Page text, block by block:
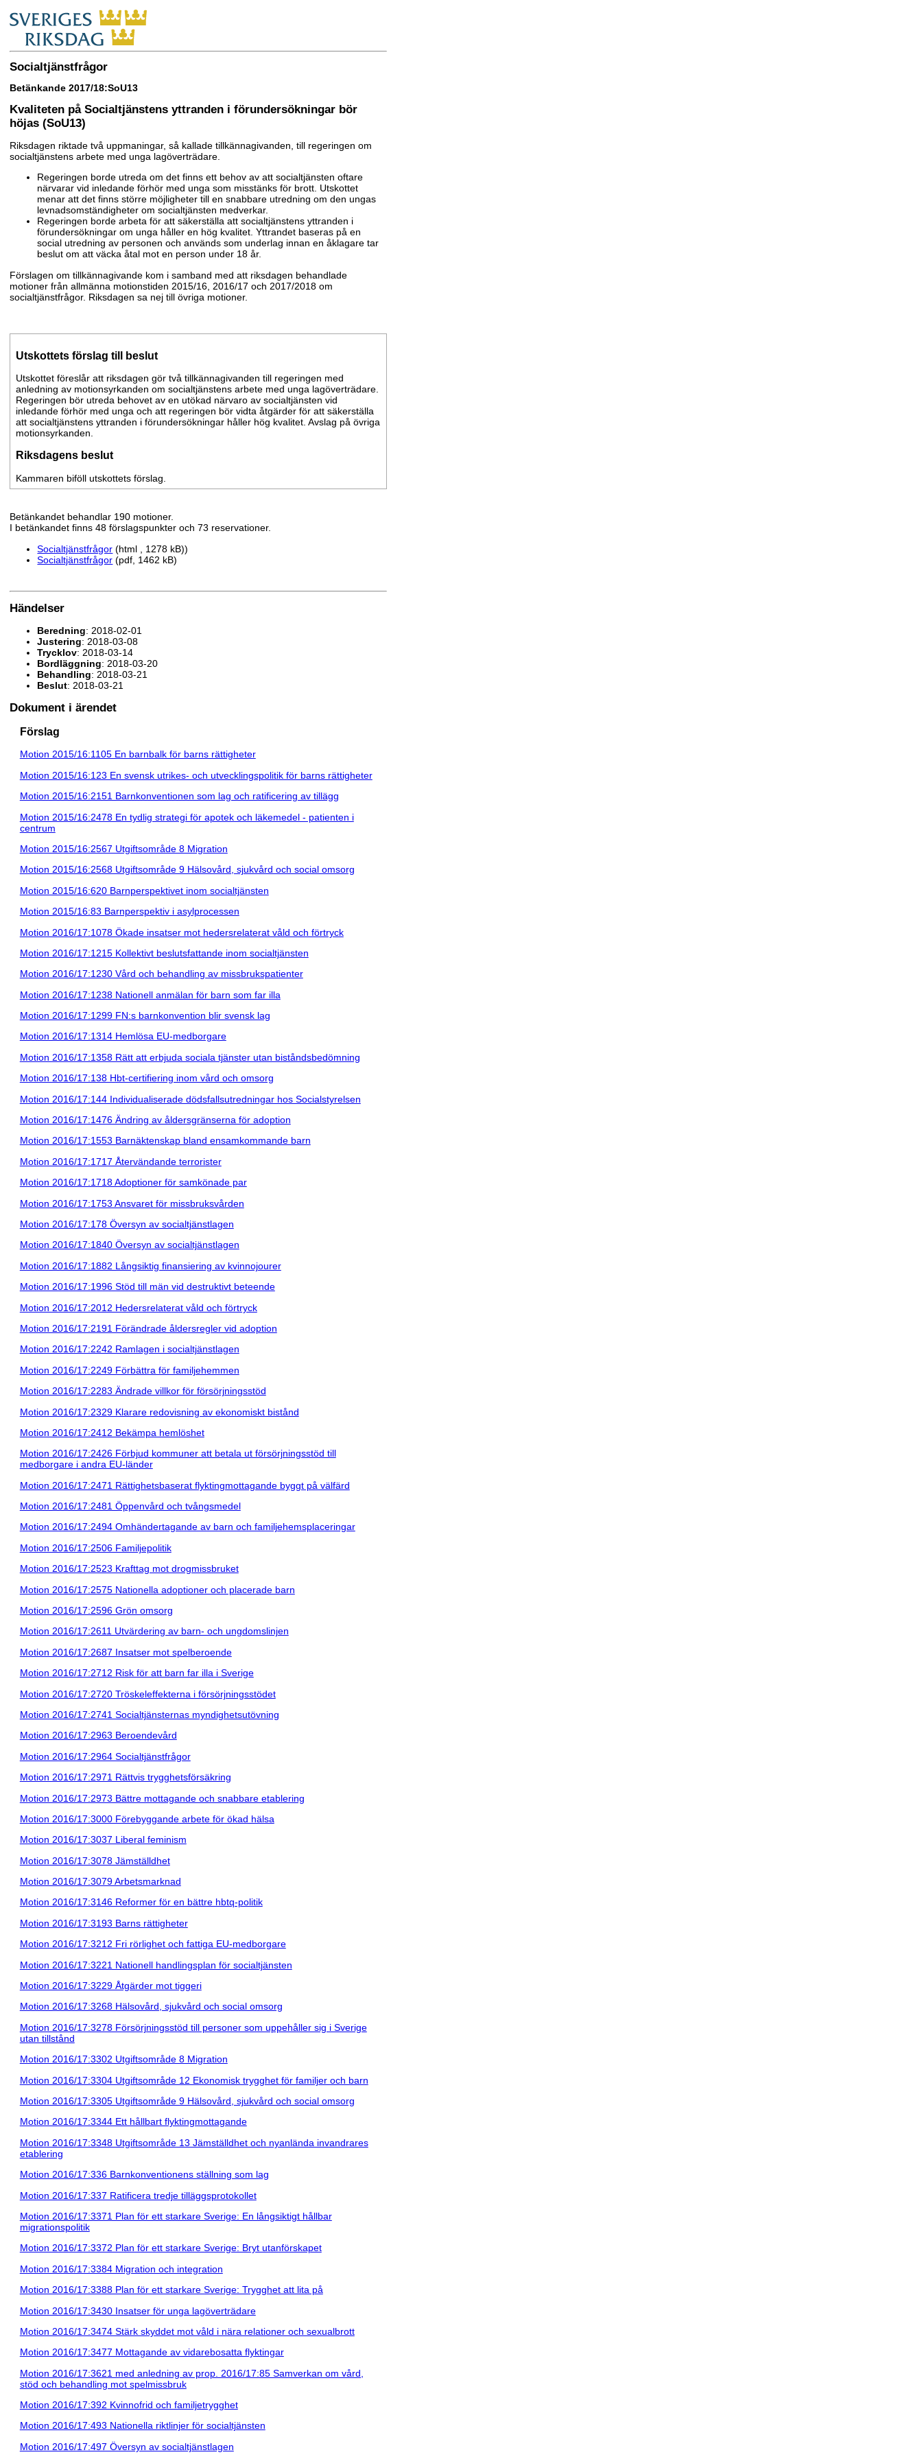
Socialtjänstfrågor
Betänkande 2017/18:SoU13
Kvaliteten på Socialtjänstens yttranden i förundersökningar bör
höjas (SoU13)
Riksdagen riktade två uppmaningar, så kallade tillkännagivanden, till regeringen om
socialtjänstens arbete med unga lagöverträdare.
Regeringen borde utreda om det finns ett behov av att socialtjänsten oftare
närvarar vid inledande förhör med unga som misstänks för brott. Utskottet
menar att det finns större möjligheter till en snabbare utredning om den ungas
levnadsomständigheter om socialtjänsten medverkar.
Regeringen borde arbeta för att säkerställa att socialtjänstens yttranden i
förundersökningar om unga håller en hög kvalitet. Yttrandet baseras på en
social utredning av personen och används som underlag innan en åklagare tar
beslut om att väcka åtal mot en person under 18 år.
Förslagen om tillkännagivande kom i samband med att riksdagen behandlade
motioner från allmänna motionstiden 2015/16, 2016/17 och 2017/2018 om
socialtjänstfrågor. Riksdagen sa nej till övriga motioner.
Utskottets förslag till beslut
Utskottet föreslår att riksdagen gör två tillkännagivanden till regeringen med
anledning av motionsyrkanden om socialtjänstens arbete med unga lagöverträdare.
Regeringen bör utreda behovet av en utökad närvaro av socialtjänsten vid
inledande förhör med unga och att regeringen bör vidta åtgärder för att säkerställa
att socialtjänstens yttranden i förundersökningar håller hög kvalitet. Avslag på övriga
motionsyrkanden.
Riksdagens beslut
Kammaren biföll utskottets förslag.
Betänkandet behandlar 190 motioner.
I betänkandet finns 48 förslagspunkter och 73 reservationer.
Socialtjänstfrågor (html , 1278 kB))
Socialtjänstfrågor (pdf, 1462 kB)
Händelser
Beredning: 2018-02-01
Justering: 2018-03-08
Trycklov: 2018-03-14
Bordläggning: 2018-03-20
Behandling: 2018-03-21
Beslut: 2018-03-21
Dokument i ärendet
Förslag
Motion 2015/16:1105 En barnbalk för barns rättigheter
Motion 2015/16:123 En svensk utrikes- och utvecklingspolitik för barns rättigheter
Motion 2015/16:2151 Barnkonventionen som lag och ratificering av tillägg
Motion 2015/16:2478 En tydlig strategi för apotek och läkemedel - patienten i
centrum
Motion 2015/16:2567 Utgiftsområde 8 Migration
Motion 2015/16:2568 Utgiftsområde 9 Hälsovård, sjukvård och social omsorg
Motion 2015/16:620 Barnperspektivet inom socialtjänsten
Motion 2015/16:83 Barnperspektiv i asylprocessen
Motion 2016/17:1078 Ökade insatser mot hedersrelaterat våld och förtryck
Motion 2016/17:1215 Kollektivt beslutsfattande inom socialtjänsten
Motion 2016/17:1230 Vård och behandling av missbrukspatienter
Motion 2016/17:1238 Nationell anmälan för barn som far illa
Motion 2016/17:1299 FN:s barnkonvention blir svensk lag
Motion 2016/17:1314 Hemlösa EU-medborgare
Motion 2016/17:1358 Rätt att erbjuda sociala tjänster utan biståndsbedömning
Motion 2016/17:138 Hbt-certifiering inom vård och omsorg
Motion 2016/17:144 Individualiserade dödsfallsutredningar hos Socialstyrelsen
Motion 2016/17:1476 Ändring av åldersgränserna för adoption
Motion 2016/17:1553 Barnäktenskap bland ensamkommande barn
Motion 2016/17:1717 Återvändande terrorister
Motion 2016/17:1718 Adoptioner för samkönade par
Motion 2016/17:1753 Ansvaret för missbruksvården
Motion 2016/17:178 Översyn av socialtjänstlagen
Motion 2016/17:1840 Översyn av socialtjänstlagen
Motion 2016/17:1882 Långsiktig finansiering av kvinnojourer
Motion 2016/17:1996 Stöd till män vid destruktivt beteende
Motion 2016/17:2012 Hedersrelaterat våld och förtryck
Motion 2016/17:2191 Förändrade åldersregler vid adoption
Motion 2016/17:2242 Ramlagen i socialtjänstlagen
Motion 2016/17:2249 Förbättra för familjehemmen
Motion 2016/17:2283 Ändrade villkor för försörjningsstöd
Motion 2016/17:2329 Klarare redovisning av ekonomiskt bistånd
Motion 2016/17:2412 Bekämpa hemlöshet
Motion 2016/17:2426 Förbjud kommuner att betala ut försörjningsstöd till
medborgare i andra EU-länder
Motion 2016/17:2471 Rättighetsbaserat flyktingmottagande byggt på välfärd
Motion 2016/17:2481 Öppenvård och tvångsmedel
Motion 2016/17:2494 Omhändertagande av barn och familjehemsplaceringar
Motion 2016/17:2506 Familjepolitik
Motion 2016/17:2523 Krafttag mot drogmissbruket
Motion 2016/17:2575 Nationella adoptioner och placerade barn
Motion 2016/17:2596 Grön omsorg
Motion 2016/17:2611 Utvärdering av barn- och ungdomslinjen
Motion 2016/17:2687 Insatser mot spelberoende
Motion 2016/17:2712 Risk för att barn far illa i Sverige
Motion 2016/17:2720 Tröskeleffekterna i försörjningsstödet
Motion 2016/17:2741 Socialtjänsternas myndighetsutövning
Motion 2016/17:2963 Beroendevård
Motion 2016/17:2964 Socialtjänstfrågor
Motion 2016/17:2971 Rättvis trygghetsförsäkring
Motion 2016/17:2973 Bättre mottagande och snabbare etablering
Motion 2016/17:3000 Förebyggande arbete för ökad hälsa
Motion 2016/17:3037 Liberal feminism
Motion 2016/17:3078 Jämställdhet
Motion 2016/17:3079 Arbetsmarknad
Motion 2016/17:3146 Reformer för en bättre hbtq-politik
Motion 2016/17:3193 Barns rättigheter
Motion 2016/17:3212 Fri rörlighet och fattiga EU-medborgare
Motion 2016/17:3221 Nationell handlingsplan för socialtjänsten
Motion 2016/17:3229 Åtgärder mot tiggeri
Motion 2016/17:3268 Hälsovård, sjukvård och social omsorg
Motion 2016/17:3278 Försörjningsstöd till personer som uppehåller sig i Sverige
utan tillstånd
Motion 2016/17:3302 Utgiftsområde 8 Migration
Motion 2016/17:3304 Utgiftsområde 12 Ekonomisk trygghet för familjer och barn
Motion 2016/17:3305 Utgiftsområde 9 Hälsovård, sjukvård och social omsorg
Motion 2016/17:3344 Ett hållbart flyktingmottagande
Motion 2016/17:3348 Utgiftsområde 13 Jämställdhet och nyanlända invandrares
etablering
Motion 2016/17:336 Barnkonventionens ställning som lag
Motion 2016/17:337 Ratificera tredje tilläggsprotokollet
Motion 2016/17:3371 Plan för ett starkare Sverige: En långsiktigt hållbar
migrationspolitik
Motion 2016/17:3372 Plan för ett starkare Sverige: Bryt utanförskapet
Motion 2016/17:3384 Migration och integration
Motion 2016/17:3388 Plan för ett starkare Sverige: Trygghet att lita på
Motion 2016/17:3430 Insatser för unga lagöverträdare
Motion 2016/17:3474 Stärk skyddet mot våld i nära relationer och sexualbrott
Motion 2016/17:3477 Mottagande av vidarebosatta flyktingar
Motion 2016/17:3621 med anledning av prop. 2016/17:85 Samverkan om vård,
stöd och behandling mot spelmissbruk
Motion 2016/17:392 Kvinnofrid och familjetrygghet
Motion 2016/17:493 Nationella riktlinjer för socialtjänsten
Motion 2016/17:497 Översyn av socialtjänstlagen